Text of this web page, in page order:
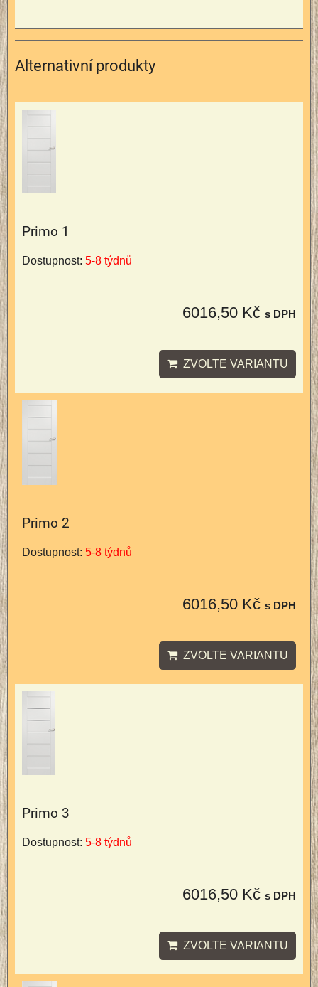
Alternativní produkty
Primo 1
Dostupnost: 5-8 týdnů
6016,50 Kč s DPH
ZVOLTE VARIANTU
Primo 2
Dostupnost: 5-8 týdnů
6016,50 Kč s DPH
ZVOLTE VARIANTU
Primo 3
Dostupnost: 5-8 týdnů
6016,50 Kč s DPH
ZVOLTE VARIANTU